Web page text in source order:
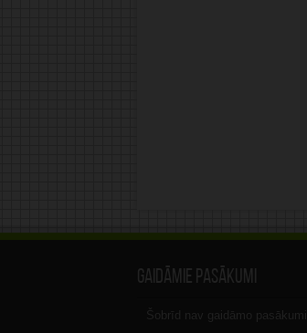
Gaidāmie pasākumi
Šobrīd nav gaidāmo pasākumi.